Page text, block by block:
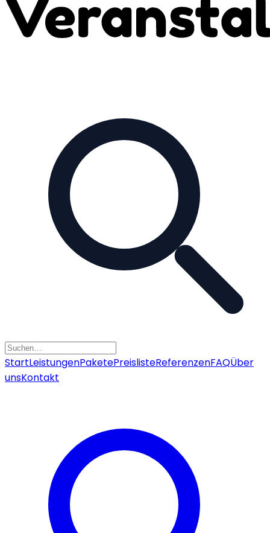
StartLeistungenPaketePreislisteReferenzenFAQÜber
unsKontakt